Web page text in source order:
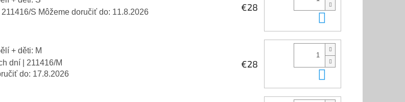
| 211416/S Môžeme doručiť do: 11.8.2026 €28
+ děti: M
dní
| 211416/M
do: 17.8.2026
€28